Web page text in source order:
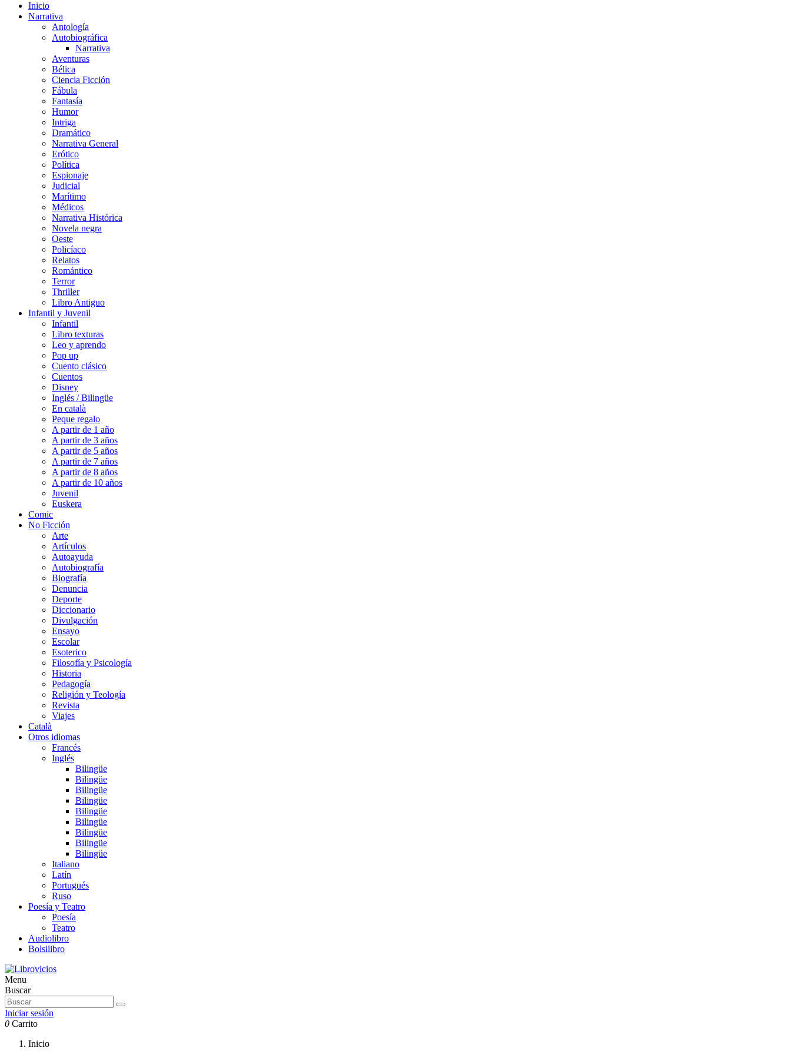
Inicio
Narrativa
Antología
Autobiográfica
Narrativa
Aventuras
Bélica
Ciencia Ficción
Fábula
Fantasía
Humor
Intriga
Dramático
Narrativa General
Erótico
Política
Espionaje
Judicial
Marítimo
Médicos
Narrativa Histórica
Novela negra
Oeste
Policíaco
Relatos
Romántico
Terror
Thriller
Libro Antiguo
Infantil y Juvenil
Infantil
Libro texturas
Leo y aprendo
Pop up
Cuento clásico
Cuentos
Disney
Inglés / Bilingüe
En català
Peque regalo
A partir de 1 año
A partir de 3 años
A partir de 5 años
A partir de 7 años
A partir de 8 años
A partir de 10 años
Juvenil
Euskera
Comic
No Ficción
Arte
Artículos
Autoayuda
Autobiografía
Biografía
Denuncia
Deporte
Diccionario
Divulgación
Ensayo
Escolar
Esoterico
Filosofía y Psicología
Historia
Pedagogía
Religión y Teología
Revista
Viajes
Català
Otros idiomas
Francés
Inglés
Bilingüe
Bilingüe
Bilingüe
Bilingüe
Bilingüe
Bilingüe
Bilingüe
Bilingüe
Bilingüe
Italiano
Latín
Portugués
Ruso
Poesía y Teatro
Poesía
Teatro
Audiolibro
Bolsilibro
Menu
Buscar
Iniciar sesión
0 Carrito
Inicio